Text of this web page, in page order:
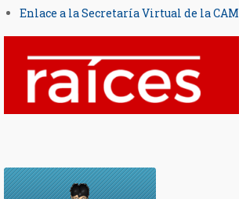
Enlace a la Secretaría Virtual de la CAM